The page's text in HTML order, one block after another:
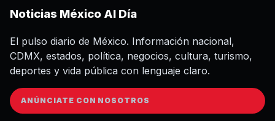
Noticias México Al Día
El pulso diario de México. Información nacional,
CDMX, estados, política, negocios, cultura, turismo,
deportes y vida pública con lenguaje claro.
ANÚNCIATE CON NOSOTROS